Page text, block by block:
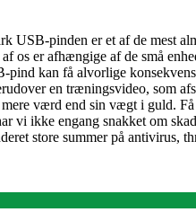
USB-pinden er et af de mest
er afhængige af de små
kan få alvorlige
en træningsvideo, som
værd end sin vægt i guld.
vi ikke engang snakket om
store summer på antivirus,